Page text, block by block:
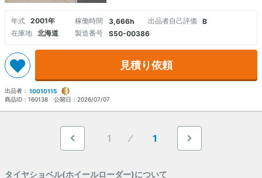
年式 2001年 稼働時間 3,666h 出品者自己評価
B
在庫地
北海道 製造番号 S50-00386
見積り依頼
出品者： 10010115
商品ID： 160138 公開日： 2026/07/07
1 1
タイヤショベル(ホイールローダー)について